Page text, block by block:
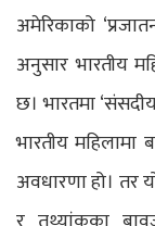
अमेरिकाको
अनुसार भारतीय
छ। भारतमा
भारतीय
अवधारणा हो। तर